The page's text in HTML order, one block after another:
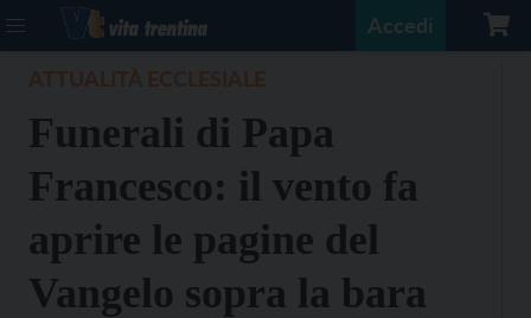
Accedi
Funerali di Papa
Francesco: il vento fa
aprire le pagine del
Vangelo sopra la bara